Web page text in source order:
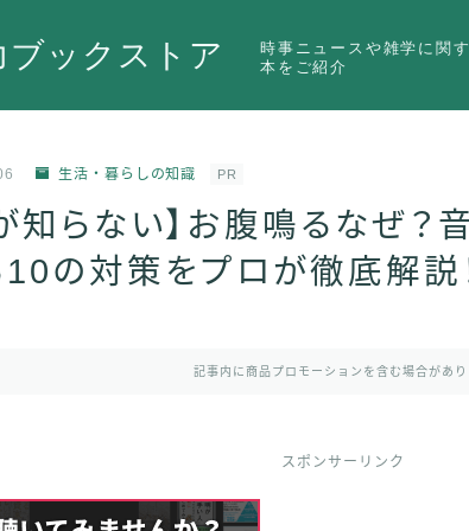
ブックストア
時事ニュースや雑学に関
本をご紹介
生活・暮らしの知識 PR
知らない】お腹鳴るなぜ？
10の対策をプロが徹底解説
記事内に商品プロモーションを含む場合があり
スポンサーリンク